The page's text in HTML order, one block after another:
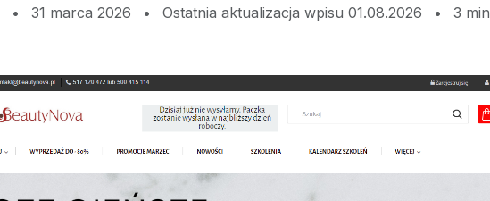
• 31 marca 2026 • Ostatnia aktualizacja wpisu 01.08.2026 • 3